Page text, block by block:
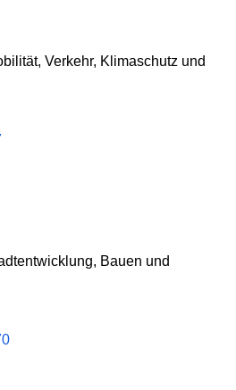
Verkehr, Klimaschutz und
Bauen und